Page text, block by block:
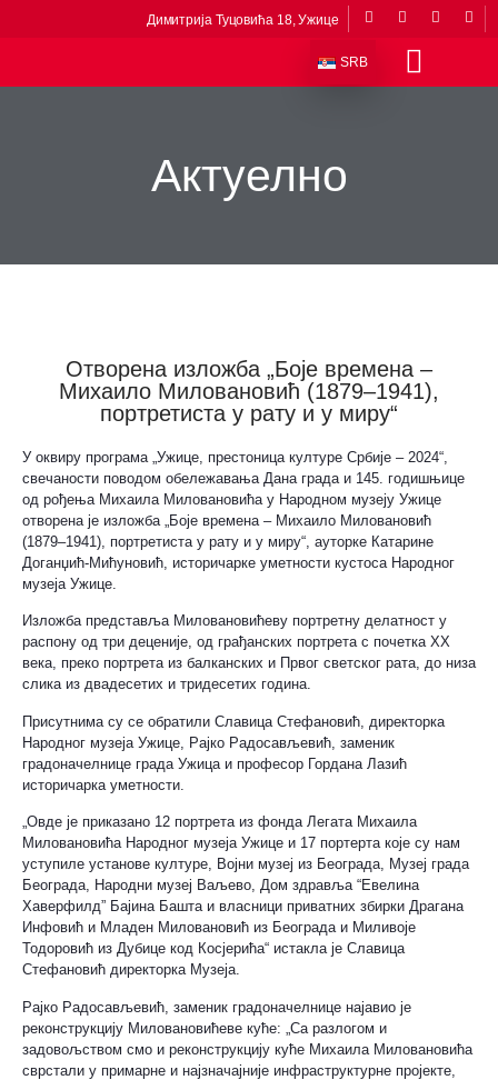
Димитрија Туцовића 18, Ужице
SRB
Актуелно
Отворена изложба „Боје времена –
Михаило Миловановић (1879–1941),
портретиста у рату и у миру“
У оквиру програма „Ужице, престоница културе Србије – 2024“,
свечаности поводом обележавања Дана града и 145. годишњице
од рођења Михаила Миловановића у Народном музеју Ужице
отворена је изложба „Боје времена – Михаило Миловановић
(1879–1941), портретиста у рату и у миру“, ауторке Катарине
Доганџић-Мићуновић, историчарке уметности кустоса Народног
музеја Ужице.
Изложба представља Миловановићеву портретну делатност у
распону од три деценије, од грађанских портрета с почетка ХХ
века, преко портрета из балканских и Првог светског рата, до низа
слика из двадесетих и тридесетих година.
Присутнима су се обратили Славица Стефановић, директорка
Народног музеја Ужице, Рајко Радосављевић, заменик
градоначелнице града Ужица и професор Гордана Лазић
историчарка уметности.
„Овде je приказанo 12 портретa из фонда Легата Михаила
Миловановића Народног музеја Ужице и 17 портерта које су нам
уступиле установе културе, Војни музеј из Београда, Музеј града
Београда, Народни музеј Ваљево, Дом здравља “Евелина
Хаверфилд” Бајина Башта и власници приватних збирки Драгана
Инфовић и Младен Миловановић из Београда и Миливоје
Тодоровић из Дубице код Косјерића“ истакла је Славица
Стефановић директорка Музеја.
Рајко Радосављевић, заменик градоначелнице најавио је
реконструкцију Миловановићеве куће: „Са разлогом и
задовољством смо и реконструкцију куће Михаила Миловановића
сврстали у примарне и најзначајније инфраструктурне пројекте,